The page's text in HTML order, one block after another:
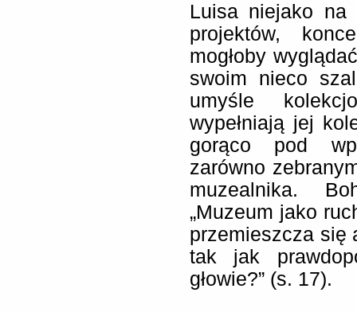
Luisa niejako na
projektów,
mogłoby
swoim nieco
umyśle
wypełniają jej
gorąco pod
zarówno
muzealnika.
„Muzeum jako
przemieszcza się
tak jak
głowie?” (s. 17).